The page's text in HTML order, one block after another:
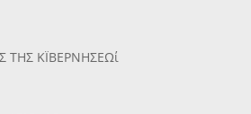
ΤΗΣ ΚΪΒΕΡΝΗΣΕΩί